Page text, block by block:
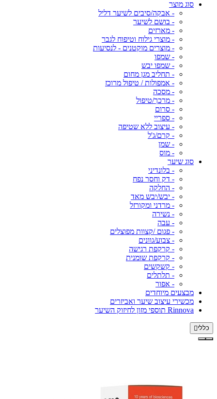
סוג מוצר
- אבקה/סיבים לשיער דליל
- בושם לשיער
- מארזים
- מוצרי גילוח וטיפוח לגבר
- מוצרים מוקטנים - לנסיעות
- שמפו
- שמפו יבש
- תחליב מגן מחום
- אמפולות / טיפול מרוכז
- מסכה
- מרכך/טיפול
- סרום
- ספריי
- עיצוב ללא שטיפה
- קרם/ג'ל
- שמן
- מוס
סוג שיער
- בלונדיני
- דק וחסר נפח
- החלקה
- יבש/יבש מאד
- מרדני ומקורזל
- נשירה
- עבה
- פגום /קצוות מפוצלים
- צבוע/גוונים
- קרקפת רגישה
- קרקפת שומנית
- קשקשים
- תלתלים
- אפור
מבצעים מיוחדים
מכשירי עיצוב שיער ואביזרים
Rinnova תוספי מזון לחיזוק השיער
כללי